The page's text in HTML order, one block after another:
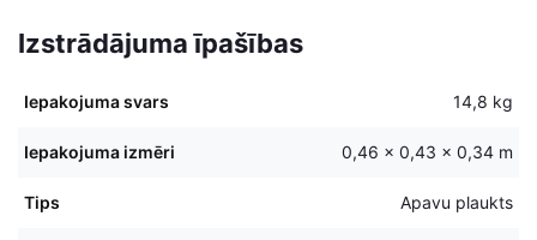
Izstrādājuma īpašības
Iepakojuma svars 14,8 kg
Iepakojuma izmēri 0,46 × 0,43 × 0,34 m
Tips Apavu plaukts